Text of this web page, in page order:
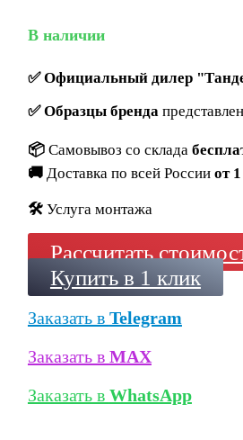
В наличии
✅Официальный дилер
✅Образцы бренда
📦 Самовывоз со склада
🚚 Доставка по всей России от
🛠️ Услуга монтажа
Рассчитать
Купить в 1 клик
Заказать в Telegram
Заказать в MAX
Заказать в WhatsApp